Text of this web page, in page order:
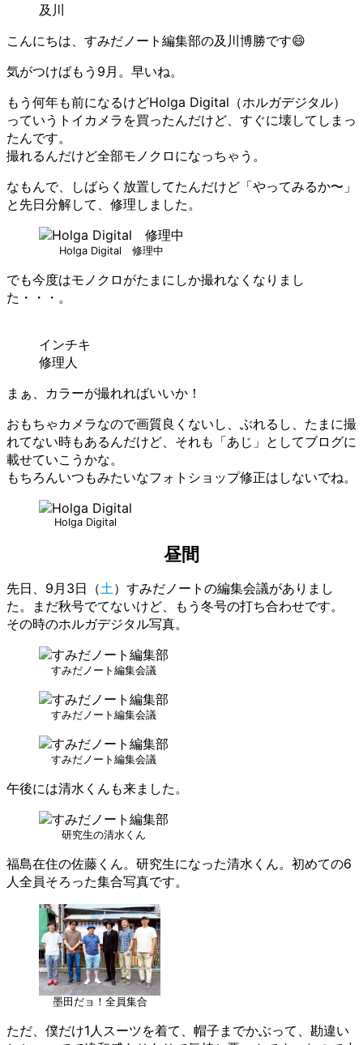
及川
こんにちは、すみだノート編集部の及川博勝です😄
気がつけばもう9月。早いね。
もう何年も前になるけどHolga Digital（ホルガデジタル）
っていうトイカメラを買ったんだけど、すぐに壊してしまっ
たんです。
撮れるんだけど全部モノクロになっちゃう。
なもんで、しばらく放置してたんだけど「やってみるか〜」
と先日分解して、修理しました。
Holga Digital 修理中
でも今度はモノクロがたまにしか撮れなくなりまし
た・・・。
インチキ
修理人
まぁ、カラーが撮れればいいか！
おもちゃカメラなので画質良くないし、ぶれるし、たまに撮
れてない時もあるんだけど、それも「あじ」としてブログに
載せていこうかな。
もちろんいつもみたいなフォトショップ修正はしないでね。
Holga Digital
昼間
先日、9月3日（土）すみだノートの編集会議がありまし
た。まだ秋号でてないけど、もう冬号の打ち合わせです。
その時のホルガデジタル写真。
すみだノート編集会議
すみだノート編集会議
すみだノート編集会議
午後には清水くんも来ました。
研究生の清水くん
福島在住の佐藤くん。研究生になった清水くん。初めての6
人全員そろった集合写真です。
墨田だョ！全員集合
ただ、僕だけ1人スーツを着て、帽子までかぶって、勘違い